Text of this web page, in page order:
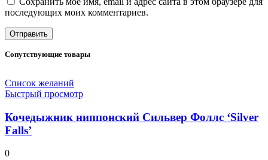
последующих моих комментариев.
Сопутствующие товары
Список желаний
Быстрый просмотр
Кочедыжник ниппонский Сильвер Фоллс ‘Silver
Falls’
0